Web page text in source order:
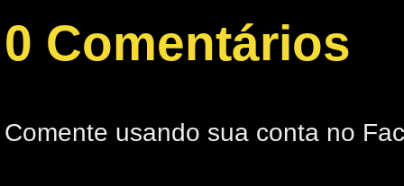
0 Comentários
Comente usando sua conta no